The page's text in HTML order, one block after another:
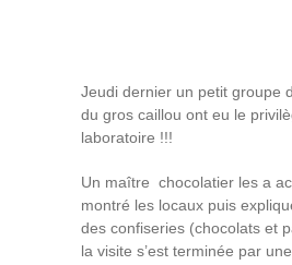
Jeudi dernier un petit groupe
du gros caillou ont eu le
laboratoire !!!
Un maître chocolatier les a
montré les locaux puis
des confiseries (chocolats et
la visite s’est terminée par